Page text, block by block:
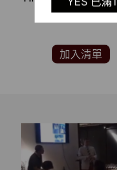
ENTHUSIAST 91
加入清單